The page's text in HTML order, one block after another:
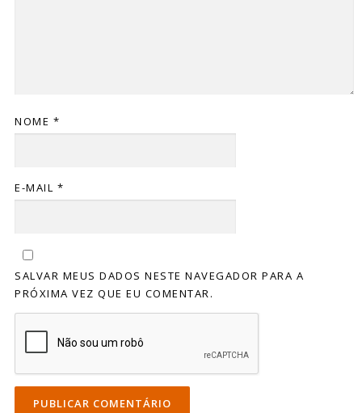
NOME *
E-MAIL *
SALVAR MEUS DADOS NESTE NAVEGADOR PARA A
PRÓXIMA VEZ QUE EU COMENTAR.